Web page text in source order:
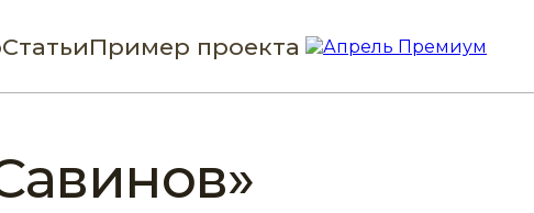
СтатьиПример проекта